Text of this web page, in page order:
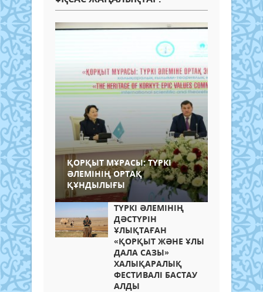
ҚОРҚЫТ МҰРАСЫ: ТҮРКІ
ӘЛЕМІНІҢ ОРТАҚ
ҚҰНДЫЛЫҒЫ
ТҮРКІ ӘЛЕМІНІҢ
ДӘСТҮРІН
ҰЛЫҚТАҒАН
«ҚОРҚЫТ ЖӘНЕ ҰЛЫ
ДАЛА САЗЫ»
ХАЛЫҚАРАЛЫҚ
ФЕСТИВАЛІ БАСТАУ
АЛДЫ